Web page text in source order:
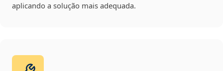
aplicando a solução mais adequada.